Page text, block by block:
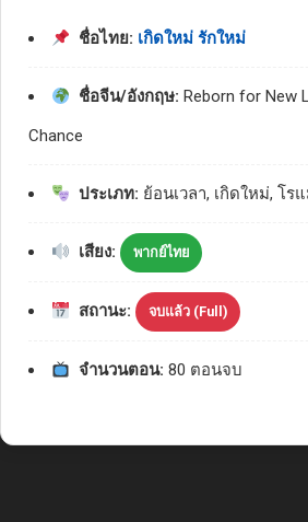
ชื่อไทย: เกิดใหม่ รักใหม่
ชื่อจีน/อังกฤษ: Reborn for New
Chance
ประเภท: ย้อนเวลา, เกิดใหม่, โ
เสียง: พากย์ไทย
สถานะ: จบแล้ว (Full)
จำนวนตอน: 80 ตอนจบ